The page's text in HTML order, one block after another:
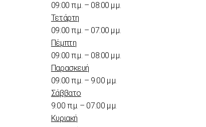
09:00 π.μ. – 08:00 μ.μ.
Τετάρτη
09:00 π.μ. – 07:00 μ.μ.
Πέμπτη
09:00 π.μ. – 08:00 μ.μ.
Παρασκευή
09:00 π.μ. – 9:00 μ.μ.
Σάββατο
9:00 π.μ. – 07:00 μ.μ.
Κυριακή